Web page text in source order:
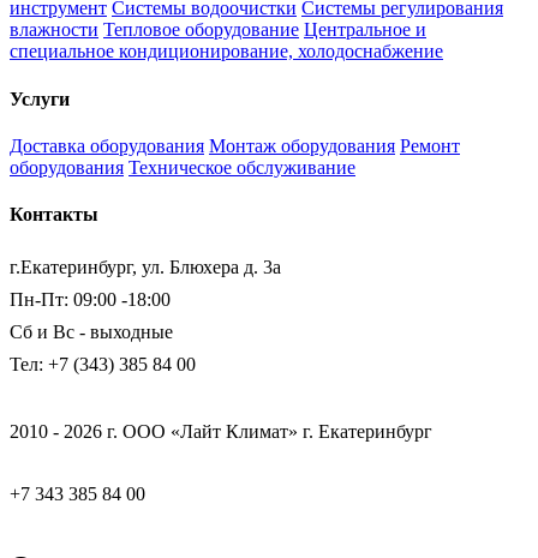
инструмент Системы водоочистки Системы регулирования
влажности Тепловое оборудование Центральное и
специальное кондиционирование, холодоснабжение
Услуги
Доставка оборудования Монтаж оборудования Ремонт
оборудования Техническое обслуживание
Контакты
г.Екатеринбург, ул. Блюхера д. 3а
Пн-Пт: 09:00 -18:00
Сб и Вс - выходные
Тел: +7 (343) 385 84 00
2010 - 2026 г. ООО «Лайт Климат» г. Екатеринбург
+7 343 385 84 00